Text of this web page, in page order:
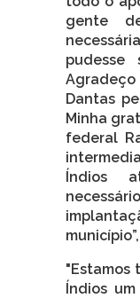
gente
pudesse
Dantas
Minha
federal
Índios
"Estamos
Índios